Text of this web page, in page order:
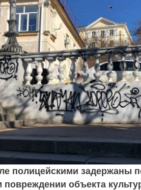
полицейскими задержаны
объекта